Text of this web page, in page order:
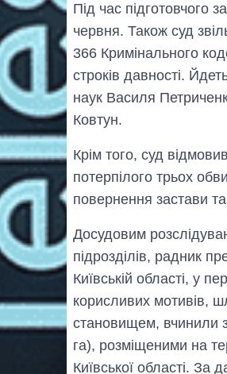
Під час підготовчого
червня. Також суд
366 Кримінального
строків давності.
наук Василя
Ковтун.
Крім того, суд
потерпілого трьох
повернення застави
Досудовим
підрозділів, радник
Київській області, у
корисливих мотивів,
становищем, вчинили
га), розміщеними на
Київської області.